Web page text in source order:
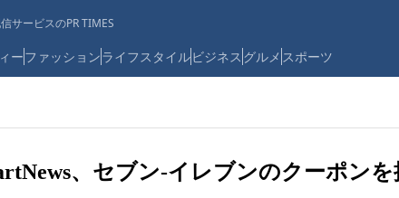
サービスのPR TIMES
ーファッションライフスタイルビジネス グルメ スポーツ
、セブン‐イレブンのクーポン